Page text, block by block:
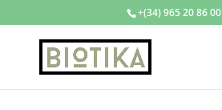
+(34) 965 20 86 00